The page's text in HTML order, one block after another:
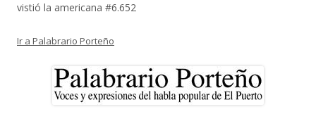
vistió la americana #6.652
Ir a Palabrario Porteño